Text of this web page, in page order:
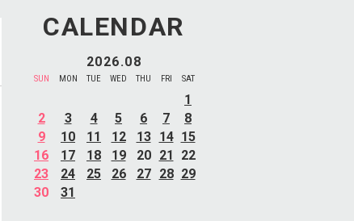
CALENDAR
2026.08
SUN MON TUE WED THU FRI SAT
1
2
3 4 5 6 7
8
9
10 11 12 13 14 15
16
17 18 19 20 21
22
23
24 25 26 27 28 29
30
31